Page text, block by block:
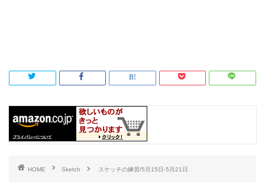
HOME Sketch スケッチの練習/5月15日-5月21日